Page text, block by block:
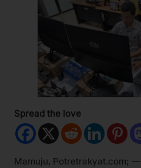
Spread the love
Mamuju, Potretrakyat.com;